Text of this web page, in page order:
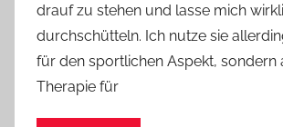
drauf zu stehen und lasse mich
durchschütteln. Ich nutze sie
für den sportlichen Aspekt, sondern
Therapie für